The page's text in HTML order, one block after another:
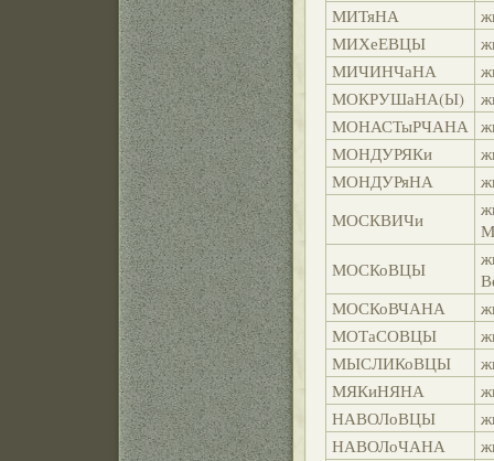
МИТяНА
МИХеЕВЦЫ
МИЧИНЧаНА
МОКРУШаНА(Ы)
МОНАСТыРЧАНА
МОНДУРЯКи
МОНДУРяНА
МОСКВИЧи
МОСКоВЦЫ
МОСКоВЧАНА
МОТаСОВЦЫ
МЫСЛИКоВЦЫ
МЯКиНЯНА
НАВОЛоВЦЫ
НАВОЛоЧАНА